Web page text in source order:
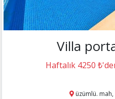
Villa
Haftalık 4250
üzümlü. mah,